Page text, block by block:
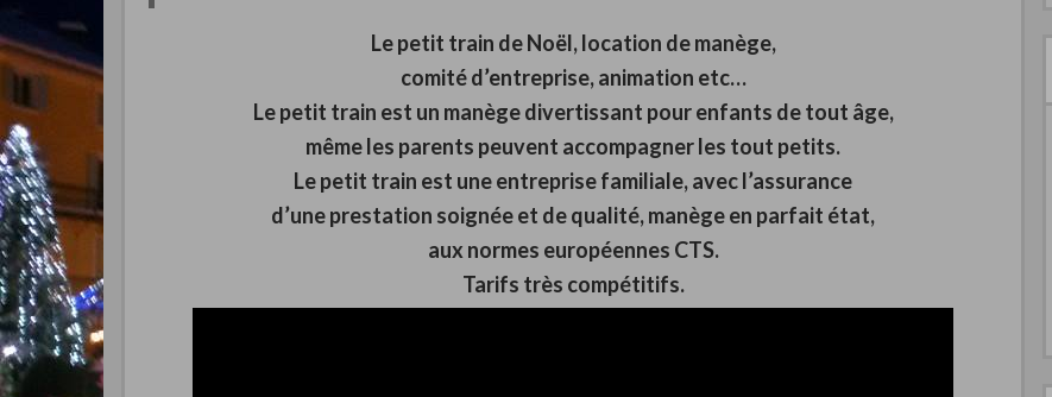
Le petit train de Noël, location de manège,
comité d’entreprise, animation etc…
Le petit train est un manège divertissant pour enfants de tout âge,
même les parents peuvent accompagner les tout petits.
Le petit train est une entreprise familiale, avec l’assurance
d’une prestation soignée et de qualité, manège en parfait état,
aux normes européennes CTS.
Tarifs très compétitifs.